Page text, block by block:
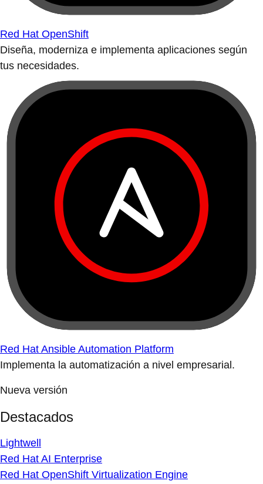
Red Hat OpenShift
Diseña, moderniza e implementa aplicaciones según
tus necesidades.
Red Hat Ansible Automation Platform
Implementa la automatización a nivel empresarial.
Nueva versión
Destacados
Lightwell
Red Hat AI Enterprise
Red Hat OpenShift Virtualization Engine